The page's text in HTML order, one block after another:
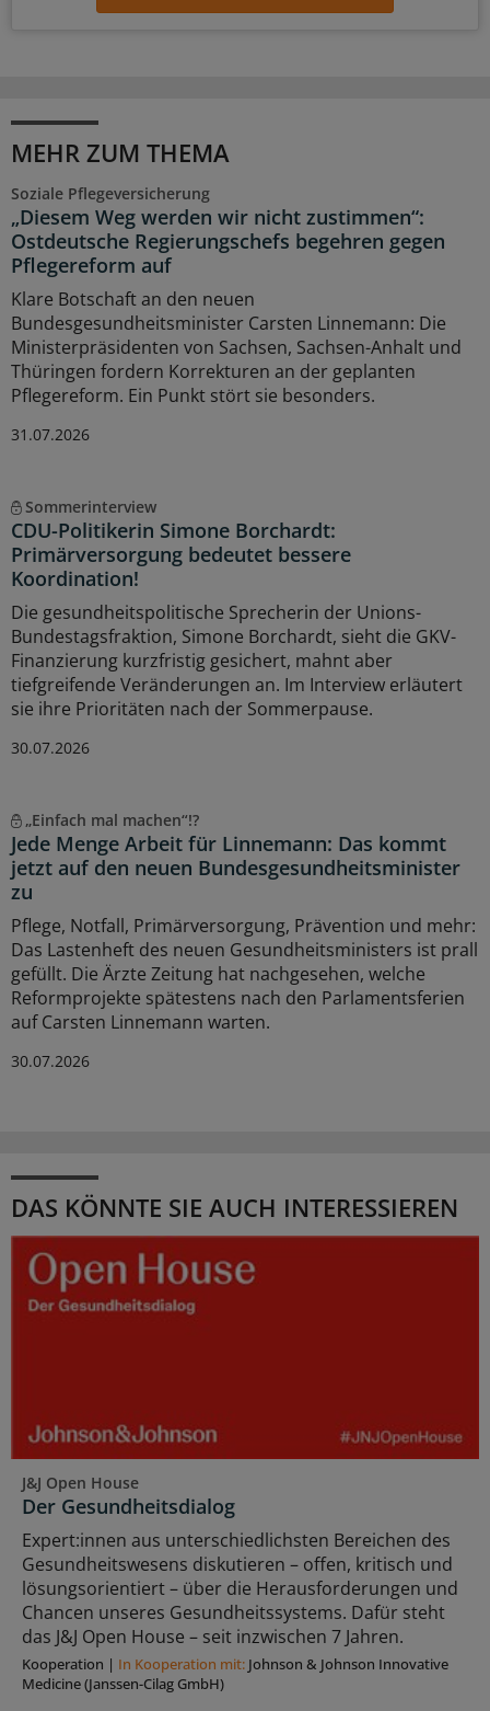
MEHR ZUM THEMA
Soziale Pflegeversicherung
„Diesem Weg werden wir nicht zustimmen“:
Ostdeutsche Regierungschefs begehren gegen
Pflegereform auf
Klare Botschaft an den neuen
Bundesgesundheitsminister Carsten Linnemann: Die
Ministerpräsidenten von Sachsen, Sachsen-Anhalt und
Thüringen fordern Korrekturen an der geplanten
Pflegereform. Ein Punkt stört sie besonders.
31.07.2026
Sommerinterview
CDU-Politikerin Simone Borchardt:
Primärversorgung bedeutet bessere
Koordination!
Die gesundheitspolitische Sprecherin der Unions-
Bundestagsfraktion, Simone Borchardt, sieht die GKV-
Finanzierung kurzfristig gesichert, mahnt aber
tiefgreifende Veränderungen an. Im Interview erläutert
sie ihre Prioritäten nach der Sommerpause.
30.07.2026
„Einfach mal machen“!?
Jede Menge Arbeit für Linnemann: Das kommt
jetzt auf den neuen Bundesgesundheitsminister
zu
Pflege, Notfall, Primärversorgung, Prävention und mehr:
Das Lastenheft des neuen Gesundheitsministers ist prall
gefüllt. Die Ärzte Zeitung hat nachgesehen, welche
Reformprojekte spätestens nach den Parlamentsferien
auf Carsten Linnemann warten.
30.07.2026
DAS KÖNNTE SIE AUCH INTERESSIEREN
J&J Open House
Der Gesundheitsdialog
Expert:innen aus unterschiedlichsten Bereichen des
Gesundheitswesens diskutieren – offen, kritisch und
lösungsorientiert – über die Herausforderungen und
Chancen unseres Gesundheitssystems. Dafür steht
das J&J Open House – seit inzwischen 7 Jahren.
Kooperation | In Kooperation mit: Johnson & Johnson Innovative
Medicine (Janssen-Cilag GmbH)